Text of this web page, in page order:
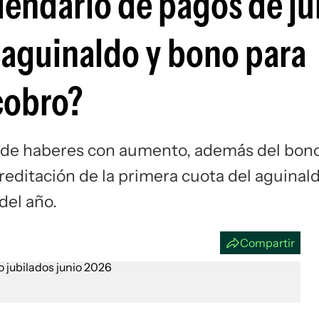
y bono para
haberes con aumento, además del
de la primera cuota del
año.
Compartir